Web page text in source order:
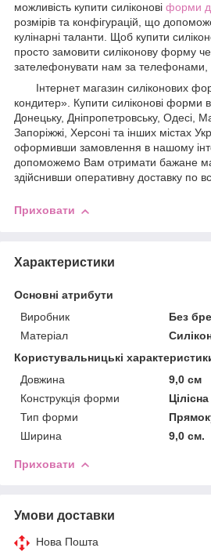
можливість купити силіконові форми
розмірів та конфігурацій, що
кулінарні таланти. Щоб купити
просто замовити силіконову форму
зателефонувати нам за телефонами,
Інтернет магазин силіконових
кондитер». Купити силіконові форми в
Донецьку, Дніпропетровську, Одесі,
Запоріжжі, Херсоні та інших містах
оформивши замовлення в нашому
допоможемо Вам отримати бажане
здійснивши оперативну доставку по
Приховати
Характеристики
Основні атрибути
Виробник
Без
Матеріал
Користувальницькі
Довжина
9,0 см
Конструкція форми
Цілісна
Тип форми
Ширина
9,0 см.
Приховати
Умови доставки
Нова Пошта